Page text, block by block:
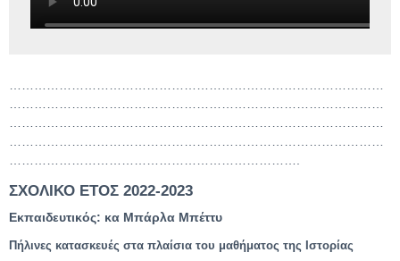
ΣΧΟΛΙΚΟ ΕΤΟΣ 2022-2023
Εκπαιδευτικός: κα Μπάρλα Μπέττυ
Πήλινες κατασκευές στα πλαίσια του μαθήματος της Ιστορίας